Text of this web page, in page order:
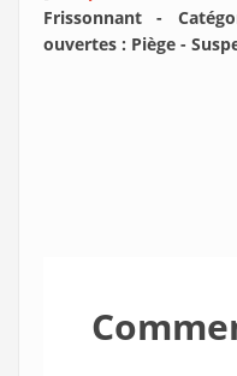
Frissonnant -
ouvertes : Piège -